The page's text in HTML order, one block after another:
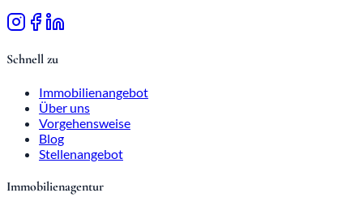
Schnell zu
Immobilienangebot
Über uns
Vorgehensweise
Blog
Stellenangebot
Immobilienagentur